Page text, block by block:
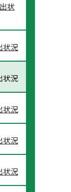
状
状況
状況
状況
状況
状況